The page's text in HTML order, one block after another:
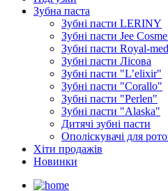
Зубна паста
Зубні пасти LERINY
Зубні пасти Jee
Зубні пасти Royal-med
Зубні пасти Лісова
Зубні пасти "L’elixir"
Зубні пасти "Corallo"
Зубні пасти "Perlen"
Зубні пасти "Alaska"
Дитячі зубні пасти
Ополіскувачі для
Хіти продажів
Новинки